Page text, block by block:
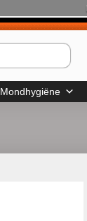
Mondhygiëne